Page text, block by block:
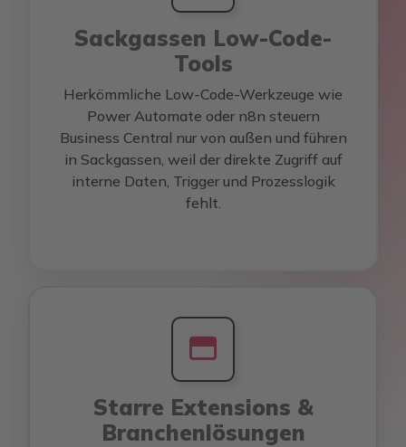
Sackgassen Low-Code-
Tools
Herkömmliche Low-Code-Werkzeuge wie
Power Automate oder n8n steuern
Business Central nur von außen und führen
in Sackgassen, weil der direkte Zugriff auf
interne Daten, Trigger und Prozesslogik
fehlt.
Starre Extensions &
Branchenlösungen